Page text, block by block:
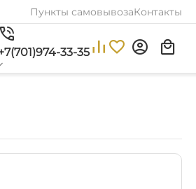
Пункты самовывозаКонтакты
33-35